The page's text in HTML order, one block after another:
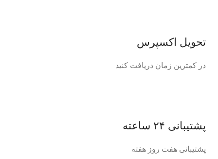
تحویل اکسپرس
در کمترین زمان دریافت کنید
پشتیبانی ۲۴ ساعته
پشتیبانی هفت روز هفته